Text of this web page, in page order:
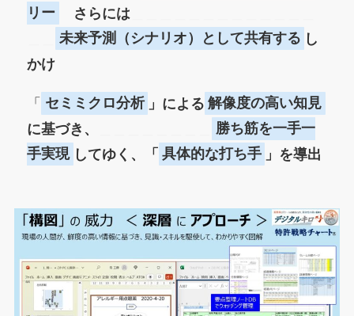
リー
さらには
未来予測（シナリオ）として共有する し
かけ
「 セミミクロ分析 」による 解像度の高い知見
に基づき、
勝ち筋を一手一
手実現 してゆく、「 具体的な打ち手 」を導出